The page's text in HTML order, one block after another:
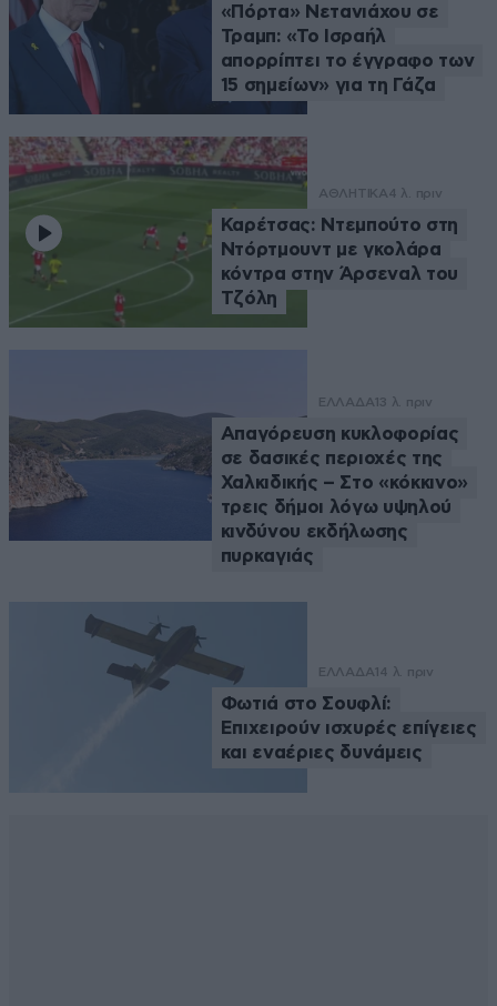
«Πόρτα» Νετανιάχου σε
Τραμπ: «Το Ισραήλ
απορρίπτει το έγγραφο των
15 σημείων» για τη Γάζα
ΑΘΛΗΤΙΚΑ4 λ. πριν
Καρέτσας: Ντεμπούτο στη
Ντόρτμουντ με γκολάρα
κόντρα στην Άρσεναλ του
Τζόλη
ΕΛΛΑΔΑ 13 λ. πριν
Απαγόρευση κυκλοφορίας
σε δασικές περιοχές της
Χαλκιδικής – Στο «κόκκινο»
τρεις δήμοι λόγω υψηλού
κινδύνου εκδήλωσης
πυρκαγιάς
ΕΛΛΑΔΑ 14 λ. πριν
Φωτιά στο Σουφλί:
Επιχειρούν ισχυρές επίγειες
και εναέριες δυνάμεις